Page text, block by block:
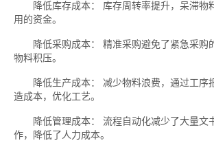
降低库存成本： 库存周转率提升，呆滞物
用的资金。
降低采购成本： 精准采购避免了紧急采购
物料积压。
降低生产成本： 减少物料浪费，通过工序
造成本，优化工艺。
降低管理成本： 流程自动化减少了大量文
作，降低了人力成本。